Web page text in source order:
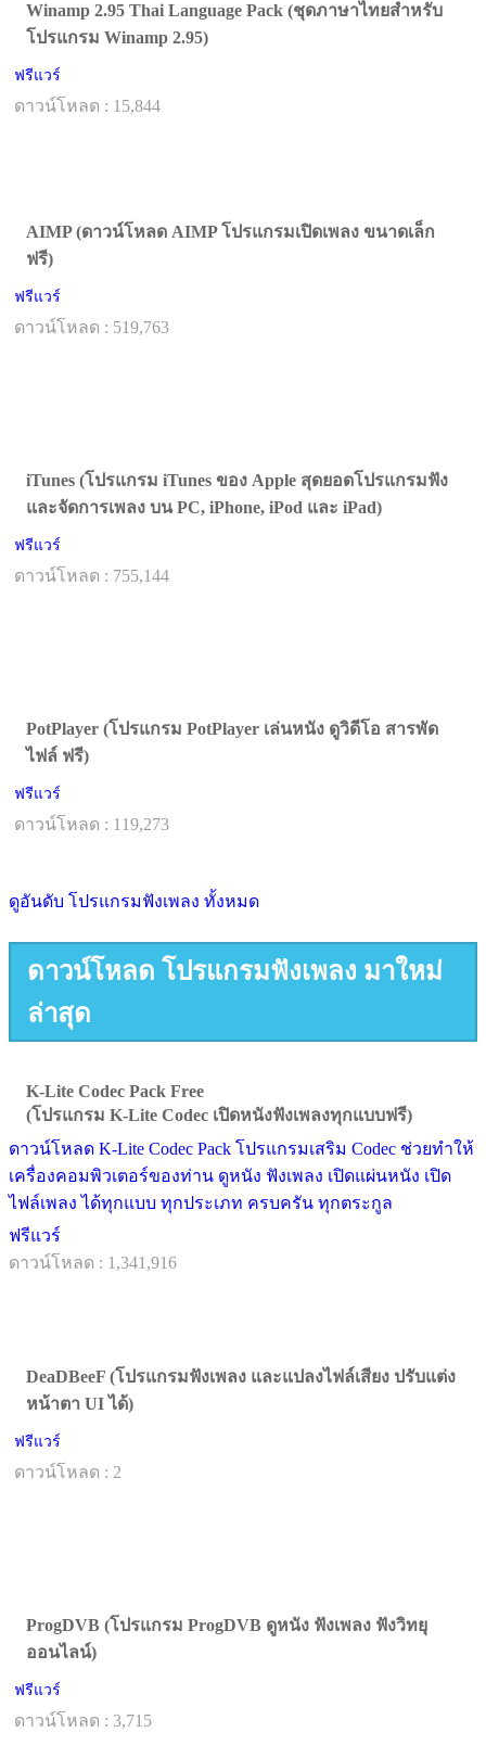
Winamp 2.95 Thai Language Pack (ชุดภาษาไทยสำหรับ
โปรแกรม Winamp 2.95)
ฟรีแวร์
ดาวน์โหลด : 15,844
AIMP (ดาวน์โหลด AIMP โปรแกรมเปิดเพลง ขนาดเล็ก
ฟรี)
ฟรีแวร์
ดาวน์โหลด : 519,763
iTunes (โปรแกรม iTunes ของ Apple สุดยอดโปรแกรมฟัง
และจัดการเพลง บน PC, iPhone, iPod และ iPad)
ฟรีแวร์
ดาวน์โหลด : 755,144
PotPlayer (โปรแกรม PotPlayer เล่นหนัง ดูวิดีโอ สารพัด
ไฟล์ ฟรี)
ฟรีแวร์
ดาวน์โหลด : 119,273
ดูอันดับ โปรแกรมฟังเพลง ทั้งหมด
ดาวน์โหลด โปรแกรมฟังเพลง มาใหม่
ล่าสุด
K-Lite Codec Pack Free
(โปรแกรม K-Lite Codec เปิดหนังฟังเพลงทุกแบบฟรี)
ดาวน์โหลด K-Lite Codec Pack โปรแกรมเสริม Codec ช่วยทำให้
เครื่องคอมพิวเตอร์ของท่าน ดูหนัง ฟังเพลง เปิดแผ่นหนัง เปิด
ไฟล์เพลง ได้ทุกแบบ ทุกประเภท ครบครัน ทุกตระกูล
ฟรีแวร์
ดาวน์โหลด : 1,341,916
DeaDBeeF (โปรแกรมฟังเพลง และแปลงไฟล์เสียง ปรับแต่ง
หน้าตา UI ได้)
ฟรีแวร์
ดาวน์โหลด : 2
ProgDVB (โปรแกรม ProgDVB ดูหนัง ฟังเพลง ฟังวิทยุ
ออนไลน์)
ฟรีแวร์
ดาวน์โหลด : 3,715